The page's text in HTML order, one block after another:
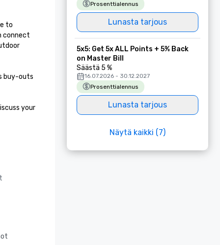
to
connect
buy-outs
your
Prosenttialennus
Lunasta tarjous
5x5: Get 5x ALL Points + 5% Back
on Master Bill
Säästä 5 %
16.07.2026 - 30.12.2027
Prosenttialennus
Lunasta tarjous
Näytä kaikki (7)